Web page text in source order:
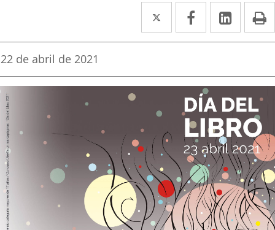
Twitter
Enlace
a
aplicación
externa.
Facebook
Enlace
a
aplicación
externa.
Enlace
a
Fecha
la
noticia
22 de abril de 2021